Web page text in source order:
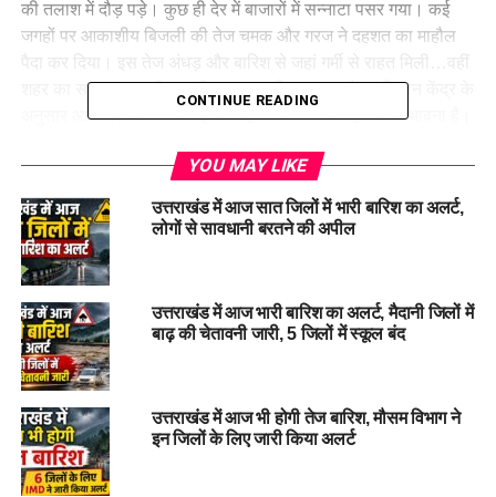
की तलाश में दौड़ पड़े। कुछ ही देर में बाजारों में सन्नाटा पसर गया। कई
जगहों पर आकाशीय बिजली की तेज चमक और गरज ने दहशत का माहौल
शहर का सामान्य जनजीवन बुरी तरह प्रभावित हुआ। मौसम विज्ञान केंद्र के
अनुसार आने वाले समय में भी इसी तरह का मौसम बने रहने की संभावना है।
मौसम विभाग की ताज़ा जानकारी के अनुसार पिथौरागढ़ और बागेश्वर जिलों
गया है। वहीं देहरादून में आंशिक रूप से बादल छाये रहने और हल्की बौछारें
पड़ने की आशंका जताई गई है। निचले इलाकों में भी गरज-चमक के साथ
बारिश हो सकती है। चारधाम यात्रा मार्गों पर भी बादल छाये रह सकते हैं
जुड़े अधिकारियों को सतर्क रहने के निर्देश दिए गए हैं।
#UttarakhandWeatherAlert #RainWarning,
RELATED TOPICS:
UTTARAKHAND WEATHER ALERT
CONTINUE READING
YOU MAY LIKE
उत्तराखंड में आज सात जिलों में भारी बारिश का अलर्ट,
लोगों से सावधानी बरतने की अपील
उत्तराखंड में आज भारी बारिश का अलर्ट, मैदानी जिलों में
बाढ़ की चेतावनी जारी, 5 जिलों में स्कूल बंद
उत्तराखंड में आज भी होगी तेज बारिश, मौसम विभाग ने
इन जिलों के लिए जारी किया अलर्ट